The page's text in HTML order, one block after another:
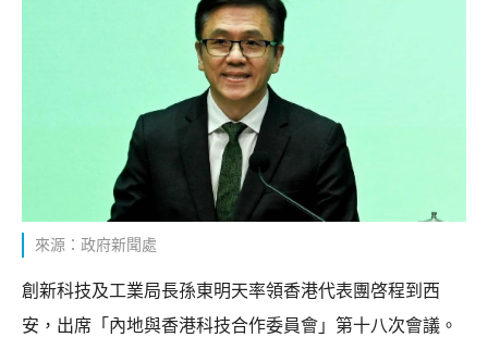
來源：政府新聞處
創新科技及工業局長孫東明天率領香港代表團啓程到西
安，出席「內地與香港科技合作委員會」第十八次會議。